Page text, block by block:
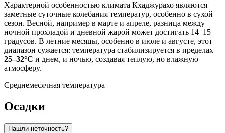
Характерной особенностью климата Кхаджурахо являются
заметные суточные колебания температур, особенно в сухой
сезон. Весной, например в марте и апреле, разница между
ночной прохладой и дневной жарой может достигать 14–15
градусов. В летние месяцы, особенно в июле и августе, этот
диапазон сужается: температура стабилизируется в пределах
25–32°C и днем, и ночью, создавая теплую, но влажную
атмосферу.
Среднемесячная температура
Осадки
Нашли неточность?